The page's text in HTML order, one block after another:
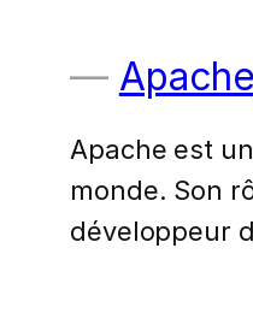
Apache
Apache est
monde. Son
développeur